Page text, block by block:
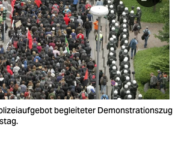
begleiteter Demonstrationszug